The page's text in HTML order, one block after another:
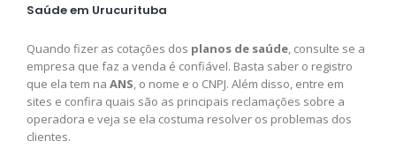
Saúde em Urucurituba
Quando fizer as cotações dos planos de saúde, consulte se a
empresa que faz a venda é confiável. Basta saber o registro
que ela tem na ANS, o nome e o CNPJ. Além disso, entre em
sites e confira quais são as principais reclamações sobre a
operadora e veja se ela costuma resolver os problemas dos
clientes.